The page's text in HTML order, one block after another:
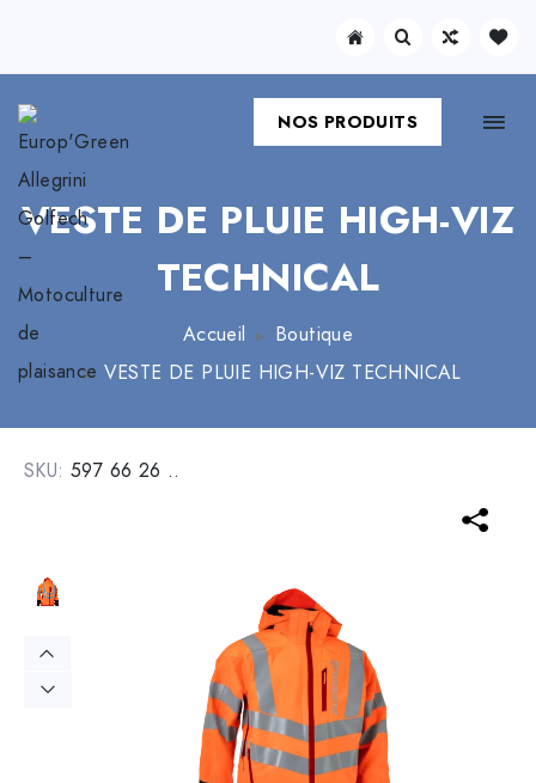
NOS PRODUITS
VESTE DE PLUIE HIGH-VIZ
TECHNICAL
Accueil
Boutique
VESTE DE PLUIE HIGH-VIZ TECHNICAL
SKU: 597 66 26 ..